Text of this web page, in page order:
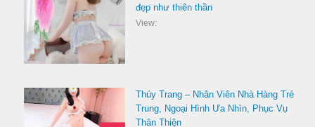
đẹp như thiên thần
View:
Thúy Trang – Nhân Viên Nhà Hàng Trẻ
Trung, Ngoại Hình Ưa Nhìn, Phục Vụ
Thân Thiện